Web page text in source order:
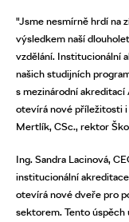
"Jsme nesmírně hrdí na
výsledkem naší
vzdělání. Institucionální
našich studijních
s mezinárodní akreditací
otevírá nové příležitosti i
Mertlík, CSc., rektor
Ing. Sandra Lacinová,
institucionální
otevírá nové dveře pro
sektorem. Tento úspěch